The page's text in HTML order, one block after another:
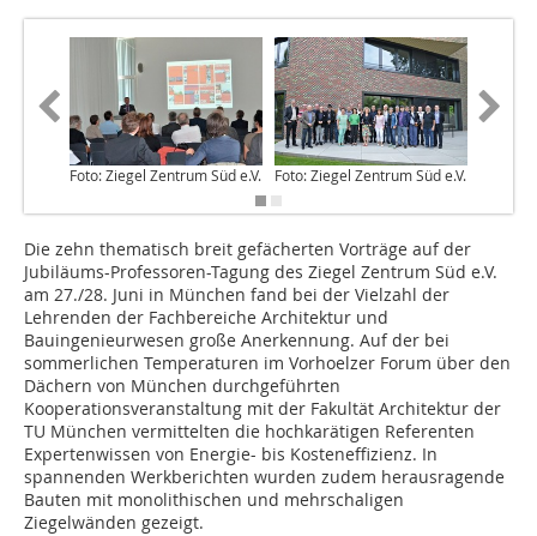
Foto: Ziegel Zentrum Süd e.V. Foto: Ziegel Zentrum Süd e.V.
Die zehn thematisch breit gefächerten Vorträge auf der
Jubiläums-Professoren-Tagung des Ziegel Zentrum Süd e.V.
am 27./28. Juni in München fand bei der Vielzahl der
Lehrenden der Fachbereiche Architektur und
Bauingenieurwesen große Anerkennung. Auf der bei
sommerlichen Temperaturen im Vorhoelzer Forum über den
Dächern von München durchgeführten
Kooperationsveranstaltung mit der Fakultät Architektur der
TU München vermittelten die hochkarätigen Referenten
Expertenwissen von Energie- bis Kosteneffizienz. In
spannenden Werkberichten wurden zudem herausragende
Bauten mit monolithischen und mehrschaligen
Ziegelwänden gezeigt.